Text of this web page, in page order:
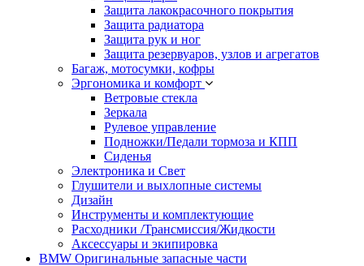
Защита лакокрасочного покрытия
Защита радиатора
Защита рук и ног
Защита резервуаров, узлов и агрегатов
Багаж, мотосумки, кофры
Эргономика и комфорт
Ветровые стекла
Зеркала
Рулевое управление
Подножки/Педали тормоза и КПП
Сиденья
Электроника и Свет
Глушители и выхлопные системы
Дизайн
Инструменты и комплектующие
Расходники /Трансмиссия/Жидкости
Аксессуары и экипировка
BMW Оригинальные запасные части